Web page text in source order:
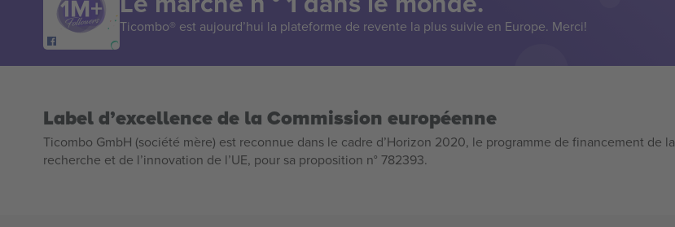
Ticombo® est aujourd’hui la plateforme de revente la plus suivie en Europe. Merci!
Label d’excellence de la Commission européenne
Ticombo GmbH (société mère) est reconnue dans le cadre d’Horizon 2020, le programme de financement de la
recherche et de l’innovation de l’UE, pour sa proposition n° 782393.